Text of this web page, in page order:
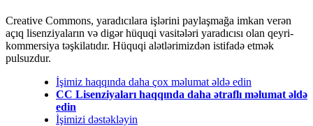
Creative Commons, yaradıcılara işlərini paylaşmağa imkan verən
açıq lisenziyaların və digər hüquqi vasitələri yaradıcısı olan qeyri-
kommersiya təşkilatıdır. Hüquqi alətlərimizdən istifadə etmək
pulsuzdur.
İşimiz haqqında daha çox məlumat əldə edin
CC Lisenziyaları haqqında daha ətraflı məlumat əldə
edin
İşimizi dəstəkləyin